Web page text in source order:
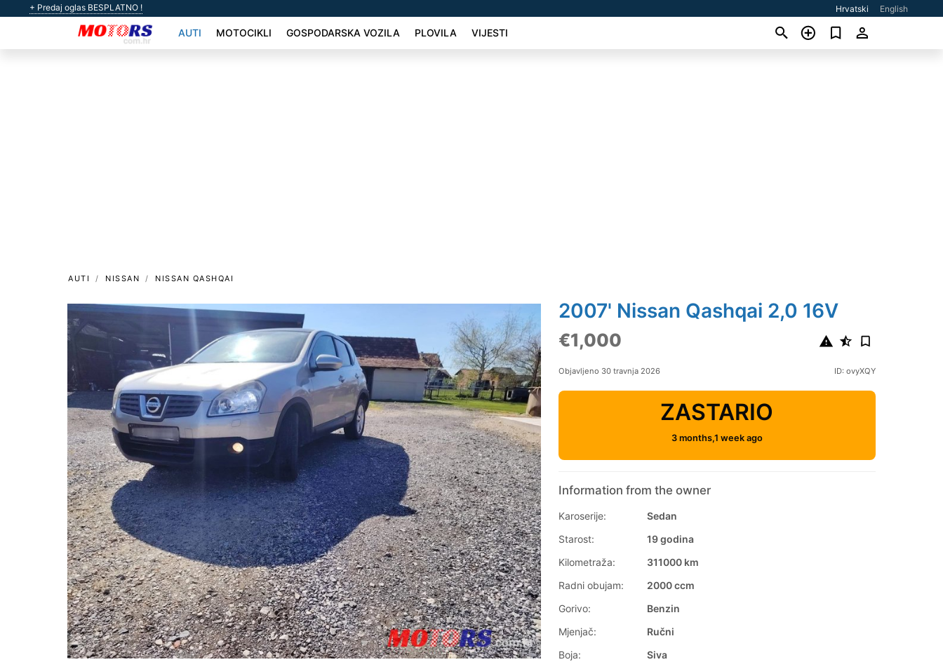
+ Predaj oglas BESPLATNO ! Hrvatski English
AUTI MOTOCIKLI GOSPODARSKA VOZILA PLOVILA VIJESTI
AUTI NISSAN NISSAN QASHQAI
2007' Nissan Qashqai 2,0 16V
€1,000
Objavljeno 30 travnja 2026 ID: ovyXQY
ZASTARIO
3 months,1 week ago
Information from the owner
Karoserije:
Sedan
Starost:
19 godina
Kilometraža:
311000 km
Radni obujam:
2000 ccm
Gorivo:
Benzin
Mjenjač:
Ručni
Boja:
Siva